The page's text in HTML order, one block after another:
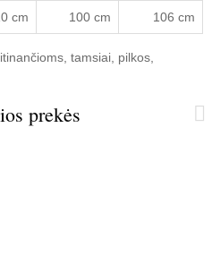
cm 100 cm 106 cm
tamsiai pilkos
prekės